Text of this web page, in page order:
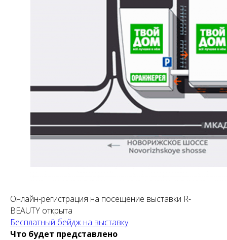
Онлайн-регистрация на посещение выставки R-
BEAUTY открыта
Бесплатный бейдж на выставку
Что будет представлено